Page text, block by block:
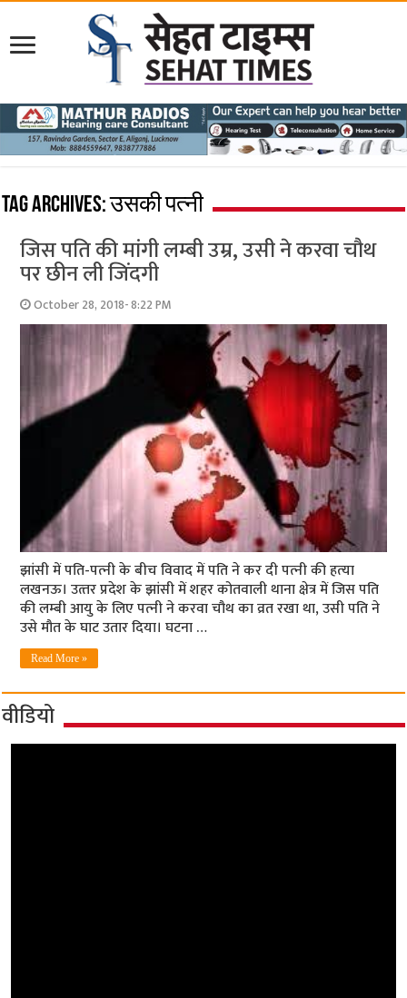
Tag Archives:उसकी पत्नी
जिस पति की मांगी लम्‍बी उम्र, उसी ने करवा चौथ
पर छीन ली जिंदगी
October 28, 2018- 8:22 PM
झांसी में पति-पत्‍नी के बीच विवाद में पति ने कर दी पत्‍नी की हत्‍या
लखनऊ। उत्‍तर प्रदेश के झांसी में शहर कोतवाली थाना क्षेत्र में जिस पति
की लम्‍बी आयु के लिए पत्‍नी ने करवा चौथ का व्रत रखा था, उसी पति ने
उसे मौत के घाट उतार दिया। घटना …
Read More »
वीडियो